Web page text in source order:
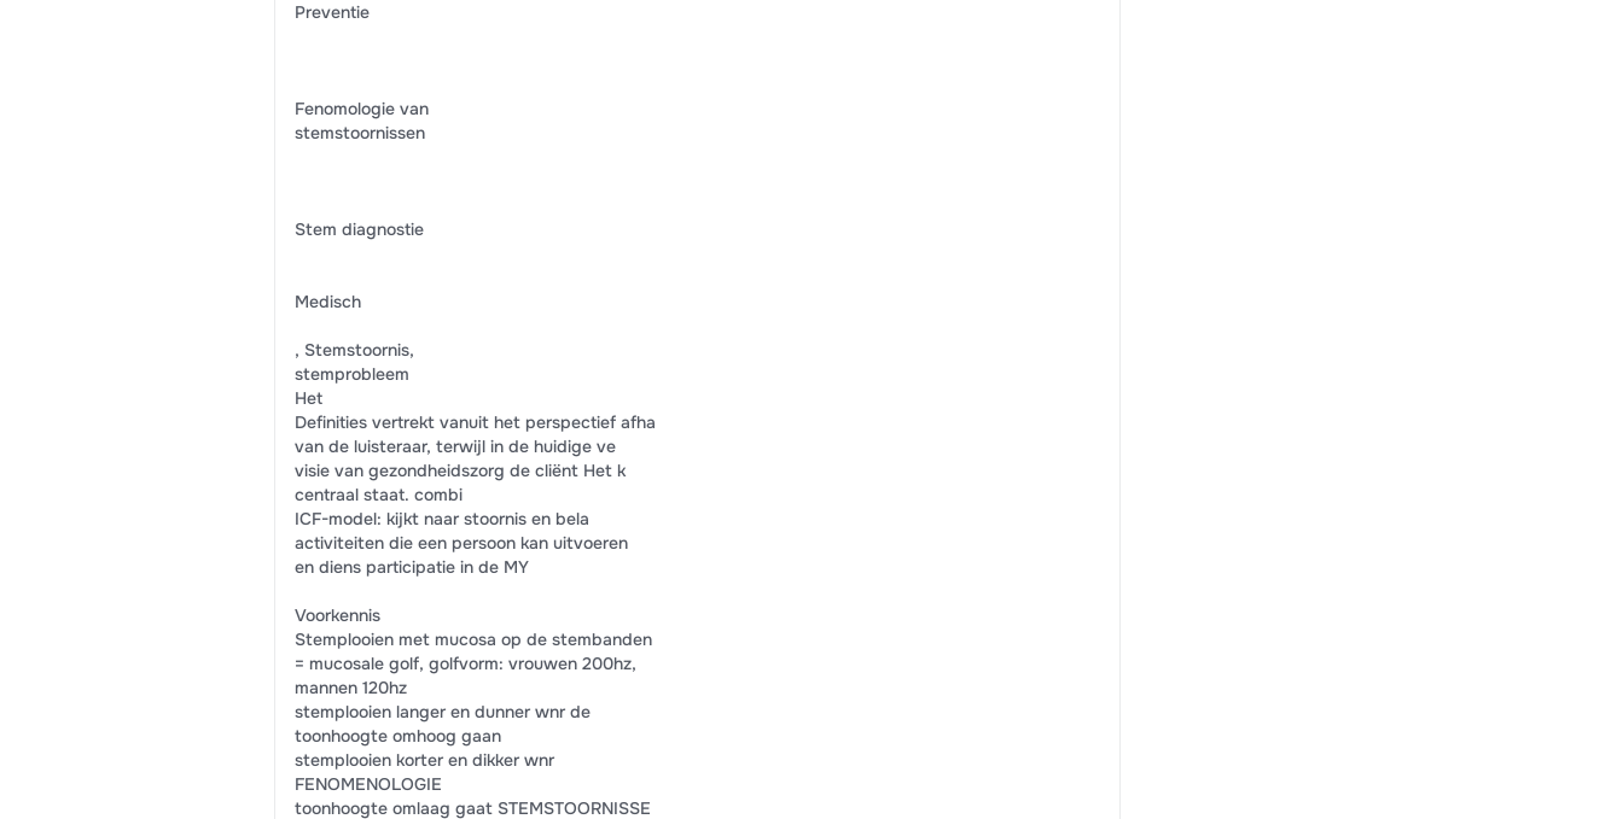
Preventie
Fenomologie van
stemstoornissen
Stem diagnostie
Medisch
, Stemstoornis,
stemprobleem
Het
Definities vertrekt vanuit het perspectief afha
van de luisteraar, terwijl in de huidige ve
visie van gezondheidszorg de cliënt Het k
centraal staat. combi
ICF-model: kijkt naar stoornis en bela
activiteiten die een persoon kan uitvoeren
en diens participatie in de MY
Voorkennis
Stemplooien met mucosa op de stembanden
= mucosale golf, golfvorm: vrouwen 200hz,
mannen 120hz
stemplooien langer en dunner wnr de
toonhoogte omhoog gaan
stemplooien korter en dikker wnr
FENOMENOLOGIE
toonhoogte omlaag gaat STEMSTOORNISSE